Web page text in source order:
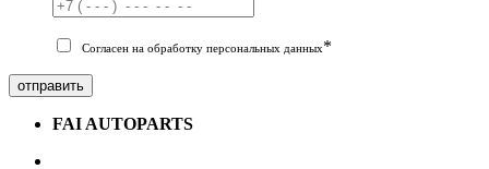
Согласен на обработку персональных данных*
отправить
FAI AUTOPARTS